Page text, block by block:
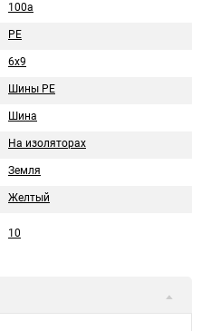
100а
PE
6х9
Шины PE
Шина
На изоляторах
Земля
Желтый
10